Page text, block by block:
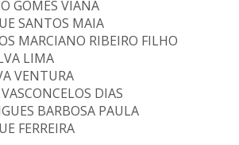
GOMES VIANA
SANTOS MAIA
MARCIANO RIBEIRO FILHO
LIMA
VENTURA
DIAS
BARBOSA PAULA
FERREIRA